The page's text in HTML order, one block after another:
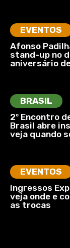
EVENTOS
Afonso
stand-up no
aniversário
BRASIL
2º Encontro
Brasil abre
veja quando
EVENTOS
Ingressos
veja onde e
as trocas